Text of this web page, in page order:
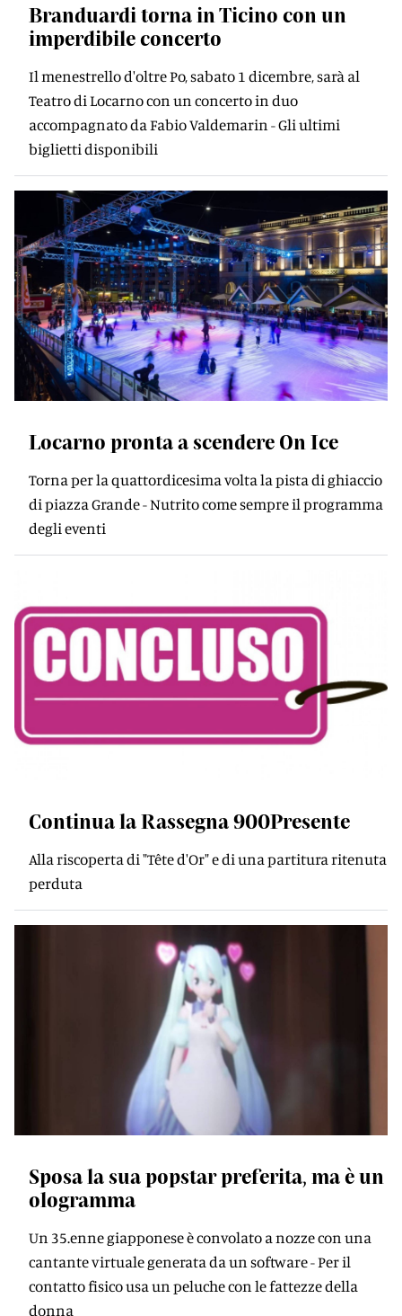
Branduardi torna in Ticino con un
imperdibile concerto
Il menestrello d'oltre Po, sabato 1 dicembre, sarà al
Teatro di Locarno con un concerto in duo
accompagnato da Fabio Valdemarin - Gli ultimi
biglietti disponibili
Locarno pronta a scendere On Ice
Torna per la quattordicesima volta la pista di ghiaccio
di piazza Grande - Nutrito come sempre il programma
degli eventi
Continua la Rassegna 900Presente
Alla riscoperta di "Tête d'Or" e di una partitura ritenuta
perduta
Sposa la sua popstar preferita, ma è un
ologramma
Un 35.enne giapponese è convolato a nozze con una
cantante virtuale generata da un software - Per il
contatto fisico usa un peluche con le fattezze della
donna